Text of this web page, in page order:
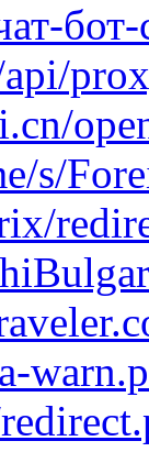
бот-
s/